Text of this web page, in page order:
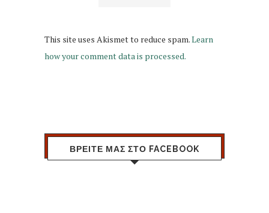
This site uses Akismet to reduce spam.Learn
how your comment data is processed.
ΒΡΕΙΤΕ ΜΑΣ ΣΤΟ FACEBOOK